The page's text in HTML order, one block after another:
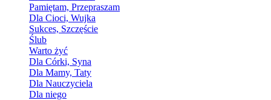
Pamiętam, Przepraszam
Dla Cioci, Wujka
Sukces, Szczęście
Ślub
Warto żyć
Dla Córki, Syna
Dla Mamy, Taty
Dla Nauczyciela
Dla niego